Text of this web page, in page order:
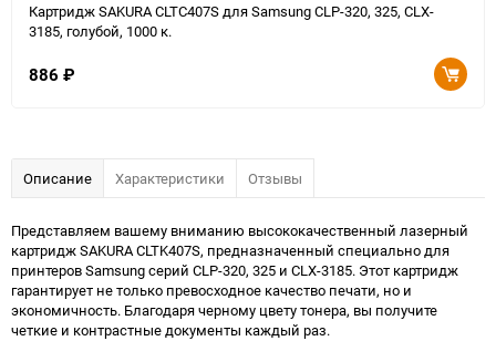
Картридж SAKURA CLTC407S для Samsung CLP-320, 325, CLX-
3185, голубой, 1000 к.
886 ₽
Описание Характеристики Отзывы
Представляем вашему вниманию высококачественный лазерный
картридж SAKURA CLTK407S, предназначенный специально для
принтеров Samsung серий CLP-320, 325 и CLX-3185. Этот картридж
гарантирует не только превосходное качество печати, но и
экономичность. Благодаря черному цвету тонера, вы получите
четкие и контрастные документы каждый раз.